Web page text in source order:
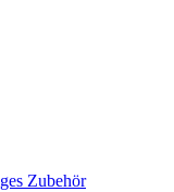
Zubehör